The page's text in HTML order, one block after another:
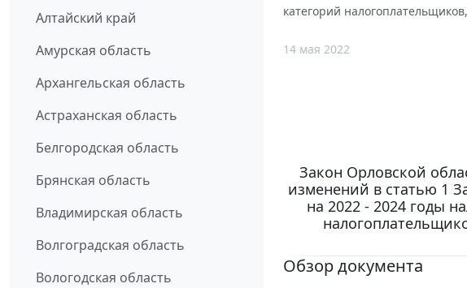
Алтайский край
Амурская область
Архангельская область
Астраханская область
Белгородская область
Брянская область
Владимирская область
Волгоградская область
Вологодская область
категорий
14 мая 2022
Закон Орловской
изменений в статью 1
на 2022 - 2024 годы
Обзор документа